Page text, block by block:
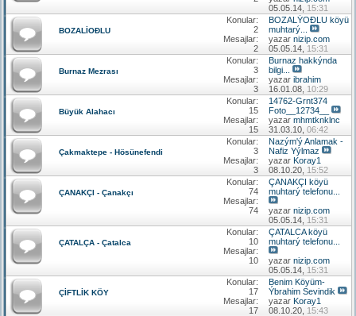
05.05.14, 15:31
BOZALİOÐLU
Konular:
2
Mesajlar:
2
BOZALÝOÐLU köyü
muhtarý...
yazar nizip.com
05.05.14, 15:31
Burnaz Mezrası
Konular:
3
Mesajlar:
3
Burnaz hakkýnda
bilgi...
yazar ibrahim
16.01.08, 10:29
Büyük Alahacı
Konular:
15
Mesajlar:
15
14762-Grnt374
Foto__12734__
yazar mhmtknklnc
31.03.10, 06:42
Çakmaktepe - Hösünefendi
Konular:
3
Mesajlar:
3
Nazým'ý Anlamak -
Nafiz Yýlmaz
yazar Koray1
08.10.20, 15:52
ÇANAKÇI - Çanakçı
Konular:
74
Mesajlar:
74
ÇANAKÇI köyü
muhtarý telefonu...
yazar nizip.com
05.05.14, 15:31
ÇATALÇA - Çatalca
Konular:
10
Mesajlar:
10
ÇATALCA köyü
muhtarý telefonu...
yazar nizip.com
05.05.14, 15:31
ÇİFTLİK KÖY
Konular:
17
Mesajlar:
17
Benim Köyüm-
Ýbrahim Sevindik
yazar Koray1
08.10.20, 15:43